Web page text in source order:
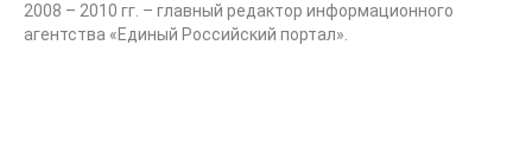
2008 – 2010 гг. – главный редактор информационного
агентства «Единый Российский портал».